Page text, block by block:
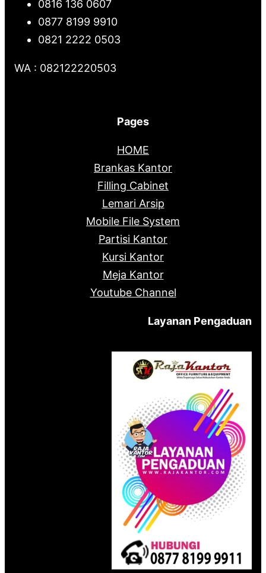
0816 136 0607
0877 8199 9910
0821 2222 0503
WA : 082122220503
Pages
HOME
Brankas Kantor
Filling Cabinet
Lemari Arsip
Mobile File System
Partisi Kantor
Kursi Kantor
Meja Kantor
Youtube Channel
Layanan Pengaduan